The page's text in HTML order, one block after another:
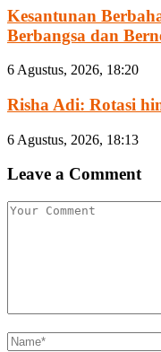
Kesantunan
Berbangsa dan
6 Agustus, 2026, 18:20
Risha Adi: Rotasi
6 Agustus, 2026, 18:13
Leave a Comment